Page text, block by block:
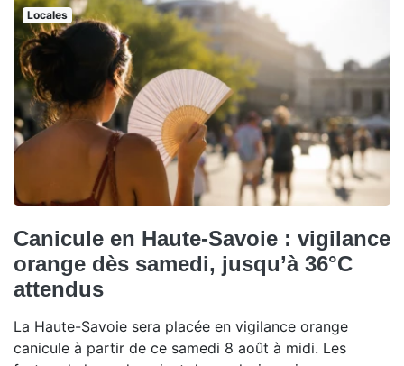
Locales
Canicule en Haute-Savoie : vigilance
orange dès samedi, jusqu’à 36°C
attendus
La Haute-Savoie sera placée en vigilance orange
canicule à partir de ce samedi 8 août à midi. Les